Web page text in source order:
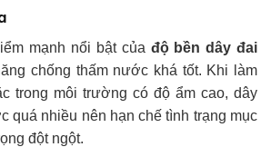
mạnh nổi bật của độ bền dây đai
chống thấm nước khá tốt. Khi làm
trong môi trường có độ ẩm cao, dây
quá nhiều nên hạn chế tình trạng mục
đột ngột.